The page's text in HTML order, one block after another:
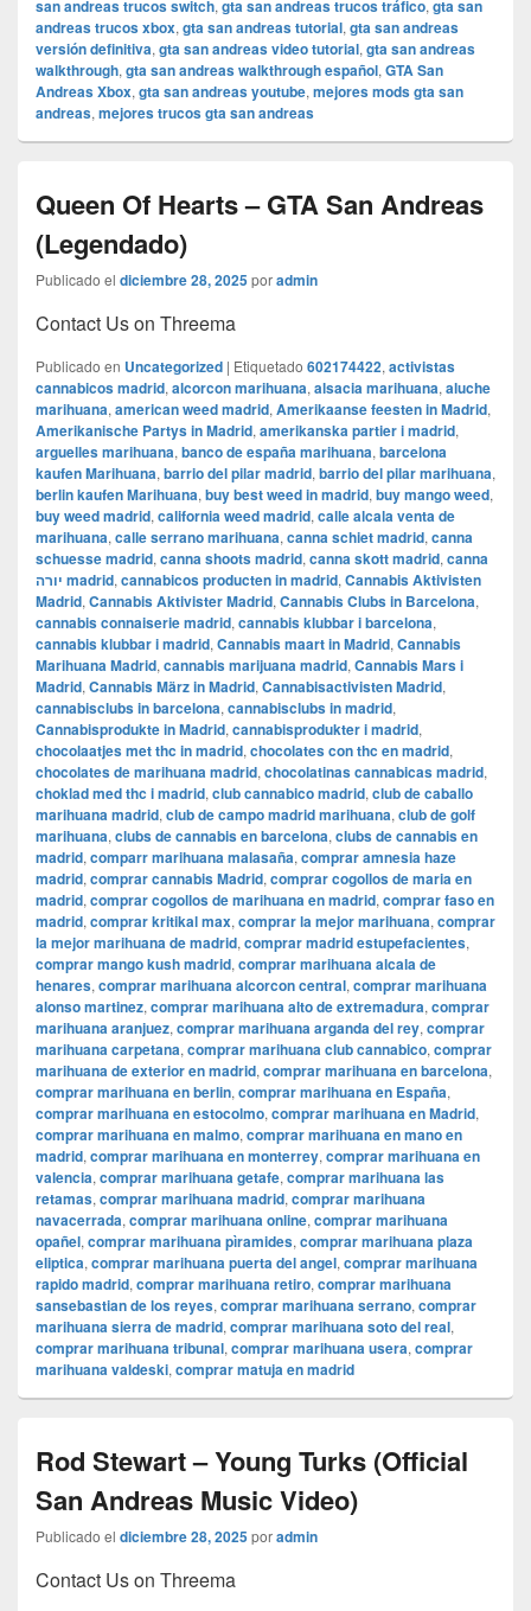
san andreas trucos switch, gta san andreas trucos tráfico, gta san
andreas trucos xbox, gta san andreas tutorial, gta san andreas
versión definitiva, gta san andreas video tutorial, gta san andreas
walkthrough, gta san andreas walkthrough español, GTA San
Andreas Xbox, gta san andreas youtube, mejores mods gta san
andreas, mejores trucos gta san andreas
Queen Of Hearts – GTA San Andreas
(Legendado)
Publicado el diciembre 28, 2025poradmin
Contact Us on Threema
Publicado en Uncategorized | Etiquetado 602174422, activistas
cannabicos madrid, alcorcon marihuana, alsacia marihuana, aluche
marihuana, american weed madrid, Amerikaanse feesten in Madrid,
Amerikanische Partys in Madrid, amerikanska partier i madrid,
arguelles marihuana, banco de españa marihuana, barcelona
kaufen Marihuana, barrio del pilar madrid, barrio del pilar marihuana,
berlin kaufen Marihuana, buy best weed in madrid, buy mango weed,
buy weed madrid, california weed madrid, calle alcala venta de
marihuana, calle serrano marihuana, canna schiet madrid, canna
schuesse madrid, canna shoots madrid, canna skott madrid, canna
יורה madrid, cannabicos producten in madrid, Cannabis Aktivisten
Madrid, Cannabis Aktivister Madrid, Cannabis Clubs in Barcelona,
cannabis connaiserie madrid, cannabis klubbar i barcelona,
cannabis klubbar i madrid, Cannabis maart in Madrid, Cannabis
Marihuana Madrid, cannabis marijuana madrid, Cannabis Mars i
Madrid, Cannabis März in Madrid, Cannabisactivisten Madrid,
cannabisclubs in barcelona, cannabisclubs in madrid,
Cannabisprodukte in Madrid, cannabisprodukter i madrid,
chocolaatjes met thc in madrid, chocolates con thc en madrid,
chocolates de marihuana madrid, chocolatinas cannabicas madrid,
choklad med thc i madrid, club cannabico madrid, club de caballo
marihuana madrid, club de campo madrid marihuana, club de golf
marihuana, clubs de cannabis en barcelona, clubs de cannabis en
madrid, comparr marihuana malasaña, comprar amnesia haze
madrid, comprar cannabis Madrid, comprar cogollos de maria en
madrid, comprar cogollos de marihuana en madrid, comprar faso en
madrid, comprar kritikal max, comprar la mejor marihuana, comprar
la mejor marihuana de madrid, comprar madrid estupefacientes,
comprar mango kush madrid, comprar marihuana alcala de
henares, comprar marihuana alcorcon central, comprar marihuana
alonso martinez, comprar marihuana alto de extremadura, comprar
marihuana aranjuez, comprar marihuana arganda del rey, comprar
marihuana carpetana, comprar marihuana club cannabico, comprar
marihuana de exterior en madrid, comprar marihuana en barcelona,
comprar marihuana en berlin, comprar marihuana en España,
comprar marihuana en estocolmo, comprar marihuana en Madrid,
comprar marihuana en malmo, comprar marihuana en mano en
madrid, comprar marihuana en monterrey, comprar marihuana en
valencia, comprar marihuana getafe, comprar marihuana las
retamas, comprar marihuana madrid, comprar marihuana
navacerrada, comprar marihuana online, comprar marihuana
opañel, comprar marihuana pìramides, comprar marihuana plaza
eliptica, comprar marihuana puerta del angel, comprar marihuana
rapido madrid, comprar marihuana retiro, comprar marihuana
sansebastian de los reyes, comprar marihuana serrano, comprar
marihuana sierra de madrid, comprar marihuana soto del real,
comprar marihuana tribunal, comprar marihuana usera, comprar
marihuana valdeski, comprar matuja en madrid
Rod Stewart – Young Turks (Official
San Andreas Music Video)
Publicado el diciembre 28, 2025poradmin
Contact Us on Threema